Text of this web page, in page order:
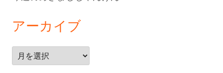
アーカイブ
ー